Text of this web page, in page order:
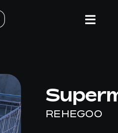
REHEGOO